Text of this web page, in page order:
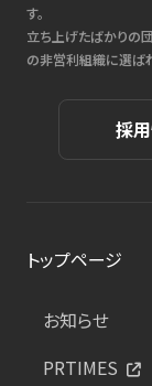
す。
立ち上げたばかりの
の非営利組織に選ば
採
トップページ
お知らせ
PRTIMES